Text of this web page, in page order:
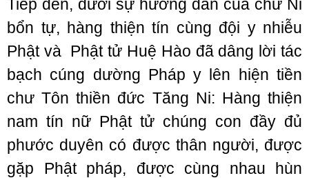
Tiếp đến, dưới sự hướng dẫn của chư Ni
bổn tự, hàng thiện tín cùng đội y nhiễu
Phật và Phật tử Huệ Hào đã dâng lời tác
bạch cúng dường Pháp y lên hiện tiền
chư Tôn thiền đức Tăng Ni: Hàng thiện
nam tín nữ Phật tử chúng con đầy đủ
phước duyên có được thân người, được
gặp Phật pháp, được cùng nhau hùn